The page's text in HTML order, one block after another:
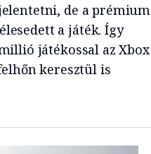
de a prémium
a játék. Így
játékossal az Xbox
keresztül is